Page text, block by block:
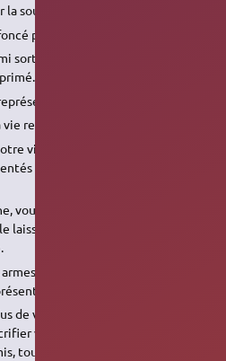
souris.
permet de tirer en continu.
sort de l'écran, un des vaisseaux
le niveau du bouclier
restante du vaisseau.
vie et votre bouclier en
par des pingouin bleus ou
vous obtenez une invulnérabilité
laisser passer, vous obtenez un
supplémentaires en
par des têtes de morts.
de vie, vous pouvez faire un
votre vaisseau en détruisant
tout en larguant les munitions